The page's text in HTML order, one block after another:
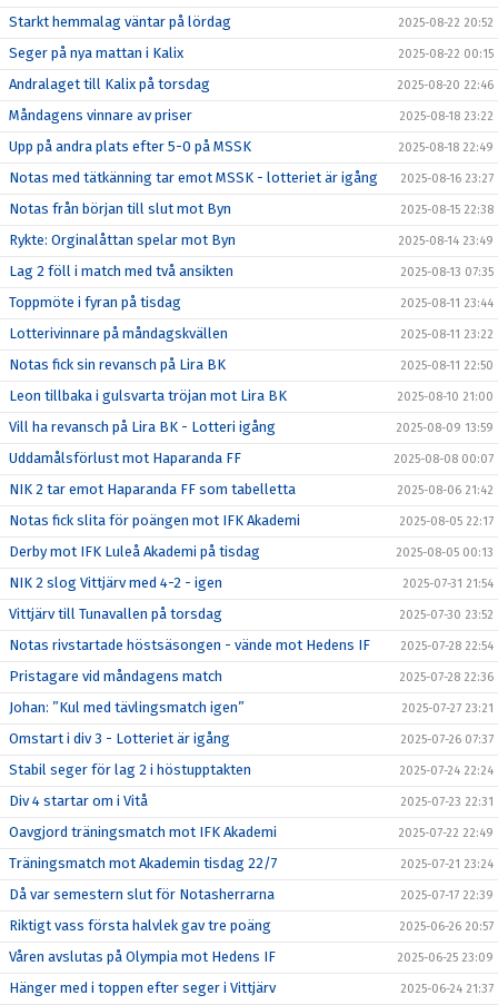
Starkt hemmalag väntar på lördag 2025-08-22 20:52
Seger på nya mattan i Kalix 2025-08-22 00:15
Andralaget till Kalix på torsdag 2025-08-20 22:46
Måndagens vinnare av priser 2025-08-18 23:22
Upp på andra plats efter 5-0 på MSSK 2025-08-18 22:49
Notas med tätkänning tar emot MSSK - lotteriet är igång 2025-08-16 23:27
Notas från början till slut mot Byn 2025-08-15 22:38
Rykte: Orginalåttan spelar mot Byn 2025-08-14 23:49
Lag 2 föll i match med två ansikten 2025-08-13 07:35
Toppmöte i fyran på tisdag 2025-08-11 23:44
Lotterivinnare på måndagskvällen 2025-08-11 23:22
Notas fick sin revansch på Lira BK 2025-08-11 22:50
Leon tillbaka i gulsvarta tröjan mot Lira BK 2025-08-10 21:00
Vill ha revansch på Lira BK - Lotteri igång 2025-08-09 13:59
Uddamålsförlust mot Haparanda FF 2025-08-08 00:07
NIK 2 tar emot Haparanda FF som tabelletta 2025-08-06 21:42
Notas fick slita för poängen mot IFK Akademi 2025-08-05 22:17
Derby mot IFK Luleå Akademi på tisdag 2025-08-05 00:13
NIK 2 slog Vittjärv med 4-2 - igen 2025-07-31 21:54
Vittjärv till Tunavallen på torsdag 2025-07-30 23:52
Notas rivstartade höstsäsongen - vände mot Hedens IF 2025-07-28 22:54
Pristagare vid måndagens match 2025-07-28 22:36
Johan: ”Kul med tävlingsmatch igen” 2025-07-27 23:21
Omstart i div 3 - Lotteriet är igång 2025-07-26 07:37
Stabil seger för lag 2 i höstupptakten 2025-07-24 22:24
Div 4 startar om i Vitå 2025-07-23 22:31
Oavgjord träningsmatch mot IFK Akademi 2025-07-22 22:49
Träningsmatch mot Akademin tisdag 22/7 2025-07-21 23:24
Då var semestern slut för Notasherrarna 2025-07-17 22:39
Riktigt vass första halvlek gav tre poäng 2025-06-26 20:57
Våren avslutas på Olympia mot Hedens IF 2025-06-25 23:09
Hänger med i toppen efter seger i Vittjärv 2025-06-24 21:37